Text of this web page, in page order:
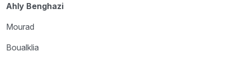
Ahly Benghazi
Mourad
Boualklia